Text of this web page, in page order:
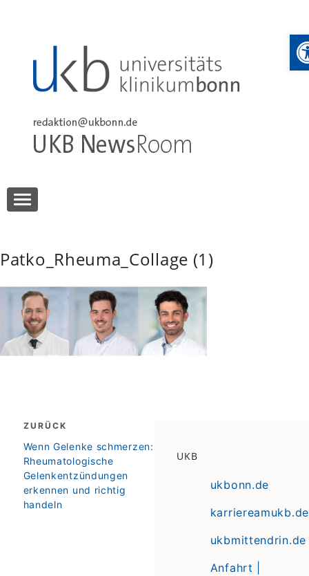
UKB NewsRoom
Patko_Rheuma_Collage (1)
Beitragsnavigation
ZURÜCK
zurück
Wenn Gelenke schmerzen:
Rheumatologische
Gelenkentzündungen
erkennen und richtig
handeln
UKB
ukbonn.de
karriereamukb.de
ukbmittendrin.de
Anfahrt |